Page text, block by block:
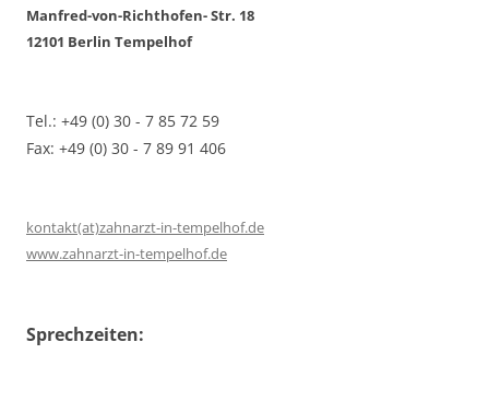
Manfred-von-Richthofen- Str. 18
12101 Berlin Tempelhof
Tel.: +49 (0) 30 - 7 85 72 59
Fax: +49 (0) 30 - 7 89 91 406
kontakt(at)zahnarzt-in-tempelhof.de
www.zahnarzt-in-tempelhof.de
Sprechzeiten: